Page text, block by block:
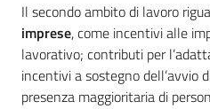
Il secondo ambito di lavoro
imprese, come incentivi alle
lavorativo; contributi per
incentivi a sostegno dell’avvio
presenza maggioritaria di